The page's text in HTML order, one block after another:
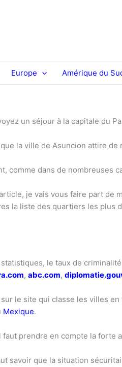
Europe Amérique du
un séjour à la capitale du
que la ville de Asuncion attire
comme dans de nombreuses
je vais vous faire part de
la liste des quartiers les plus
le taux de
, abc.com,
le site qui classe les villes
Mexique.
faut prendre en compte la forte
savoir que la situation